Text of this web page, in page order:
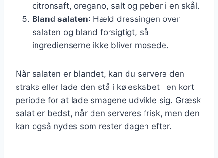
citronsaft, oregano, salt og peber i en skål.
Bland salaten: Hæld dressingen over
salaten og bland forsigtigt, så
ingredienserne ikke bliver mosede.
Når salaten er blandet, kan du servere den
straks eller lade den stå i køleskabet i en kort
periode for at lade smagene udvikle sig. Græsk
salat er bedst, når den serveres frisk, men den
kan også nydes som rester dagen efter.